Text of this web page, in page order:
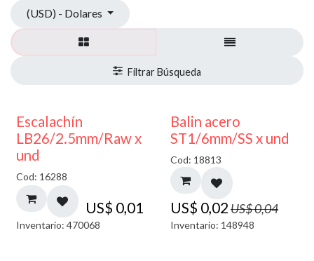
(USD) - Dolares
Escalachín
LB26/2.5mm/Raw x
und
Cod: 16288
US$ 0,01
Inventario: 470068
50% DESCUENTO
Balin acero
ST1/6mm/SS x und
Cod: 18813
US$ 0,02US$0,04
Inventario: 148948